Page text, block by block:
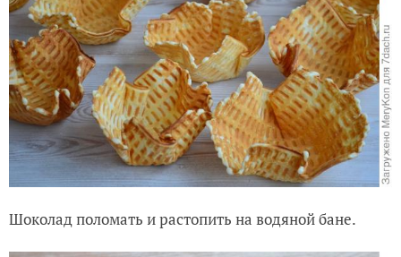
Шоколад поломать и растопить на водяной бане.